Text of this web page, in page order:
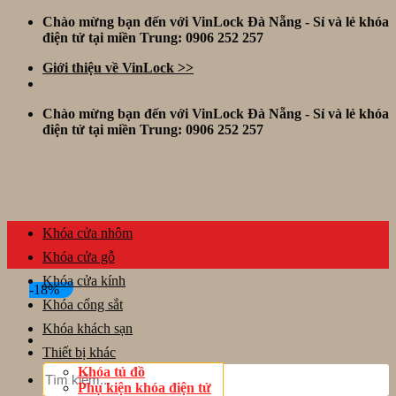
Skip
Chào mừng bạn đến với VinLock Đà Nẵng - Sỉ và lẻ khóa
điện tử tại miền Trung: 0906 252 257
Giới thiệu về VinLock >>
Chào mừng bạn đến với VinLock Đà Nẵng - Sỉ và lẻ khóa
điện tử tại miền Trung: 0906 252 257
Tìm
kiếm:
Khóa cửa nhôm
Khóa cửa gỗ
Khóa cửa kính
Khóa cổng sắt
Khóa khách sạn
Thiết bị khác
Khóa tủ đồ
Phụ kiện khóa điện tử
-18%